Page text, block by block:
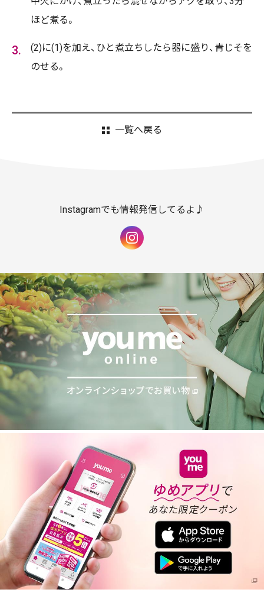
ほど煮る。
(2)に(1)を加え、ひと煮立ちしたら器に盛り、青じそを
のせる。
一覧へ戻る
Instagramでも情報発信してるよ♪